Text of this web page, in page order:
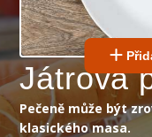
Játrová
Pečeně může být
klasického masa.